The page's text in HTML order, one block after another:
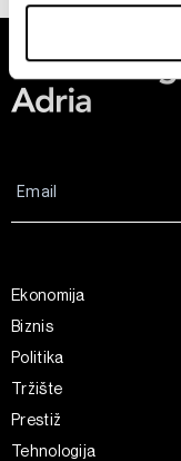
U svakom trenutku
saglasnost u
Zajednički
kolačićima i
kolačića
Kolačiće u bilo
Ekonomija
Biznis
Politika
Tržište
Prestiž
Tehnologija